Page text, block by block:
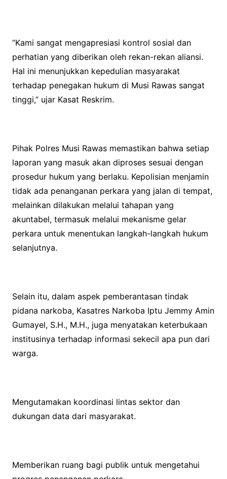
“Kami sangat mengapresiasi kontrol sosial dan
perhatian yang diberikan oleh rekan-rekan aliansi.
Hal ini menunjukkan kepedulian masyarakat
terhadap penegakan hukum di Musi Rawas sangat
tinggi,” ujar Kasat Reskrim.
Pihak Polres Musi Rawas memastikan bahwa setiap
laporan yang masuk akan diproses sesuai dengan
prosedur hukum yang berlaku. Kepolisian menjamin
tidak ada penanganan perkara yang jalan di tempat,
melainkan dilakukan melalui tahapan yang
akuntabel, termasuk melalui mekanisme gelar
perkara untuk menentukan langkah-langkah hukum
selanjutnya.
Selain itu, dalam aspek pemberantasan tindak
pidana narkoba, Kasatres Narkoba Iptu Jemmy Amin
Gumayel, S.H., M.H., juga menyatakan keterbukaan
institusinya terhadap informasi sekecil apa pun dari
warga.
Mengutamakan koordinasi lintas sektor dan
dukungan data dari masyarakat.
Memberikan ruang bagi publik untuk mengetahui